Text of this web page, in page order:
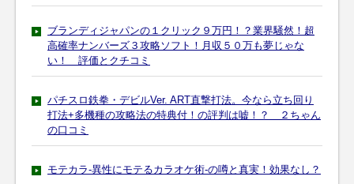
ブランディジャパンの１クリック９万円！？業界騒然！超
高確率ナンバーズ３攻略ソフト！月収５０万も夢じゃな
い！ 評価とクチコミ
パチスロ鉄拳・デビルVer. ART直撃打法。今なら立ち回り
打法+多機種の攻略法の特典付！の評判は嘘！？ ２ちゃん
の口コミ
モテカラ-異性にモテるカラオケ術-の噂と真実！効果なし？